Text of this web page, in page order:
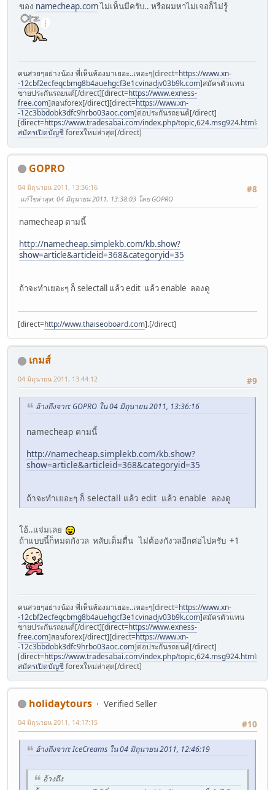
ของ namecheap.comไม่เห็นมีครับ.. หรือผมหาไม่เจอก็ไม่รู้
คนสวยๆอย่างน้อง พี่เห็นท้องมาเยอะ..เหอะๆ[direct=https://www.xn-
-12cbf2ecfeqcbmg8b4auehgcf3e1cvinadjv03b9k.com]สมัครตัวแทน
ขายประกันรถยนต์[/direct][direct=https://www.exness-
free.com]สอนforex[/direct][direct=https://www.xn-
-12c3bbdobk3dfc9hrbo03aoc.com]ต่อประกันรถยนต์[/direct]
[direct=https://www.tradesabai.com/index.php/
สมัครเปิดบัญชีforexใหม่ล่าสุด[/direct]
GOPRO
#8
04 มิถุนายน 2011, 13:36:16
แก้ไขล่าสุด: 04 มิถุนายน 2011, 13:38:03 โดย GOPRO
namecheap ตามนี้
http://namecheap.simplekb.com/kb.show?
show=article&articleid=368&categoryid=35
ถ้าจะทำเยอะๆ ก็ selectall แล้ว edit แล้ว enable ลองดู
[direct=http://www.thaiseoboard.com].[/direct]
เกมส์
#9
04 มิถุนายน 2011, 13:44:12
อ้างถึงจาก: GOPRO ใน 04 มิถุนายน 2011, 13:36:16
namecheap ตามนี้
http://namecheap.simplekb.com/kb.show?
show=article&articleid=368&categoryid=35
ถ้าจะทำเยอะๆ ก็ selectall แล้ว edit แล้ว enable ลองดู
โอ้..แจ่มเลย
ถ้าแบบนี้ก็หมดกังวล หลับเต็มตื่น ไม่ต้องกังวลอีกต่อไปครับ +1
คนสวยๆอย่างน้อง พี่เห็นท้องมาเยอะ..เหอะๆ[direct=https://www.xn-
-12cbf2ecfeqcbmg8b4auehgcf3e1cvinadjv03b9k.com]สมัครตัวแทน
ขายประกันรถยนต์[/direct][direct=https://www.exness-
free.com]สอนforex[/direct][direct=https://www.xn-
-12c3bbdobk3dfc9hrbo03aoc.com]ต่อประกันรถยนต์[/direct]
[direct=https://www.tradesabai.com/index.php/
สมัครเปิดบัญชีforexใหม่ล่าสุด[/direct]
holidaytours
Verified Seller
#10
04 มิถุนายน 2011, 14:17:15
อ้างถึงจาก: IceCreams ใน 04 มิถุนายน 2011, 12:46:19
อ้างถึง